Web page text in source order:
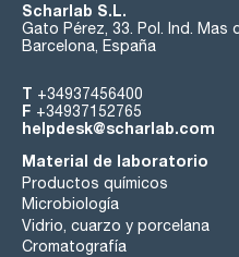
Scharlab S.L.
Gato Pérez, 33. Pol. Ind. Mas
Barcelona, España
T +34937456400
F +34937152765
helpdesk@scharlab.com
Material de laboratorio
Productos químicos
Microbiología
Vidrio, cuarzo y porcelana
Cromatografía